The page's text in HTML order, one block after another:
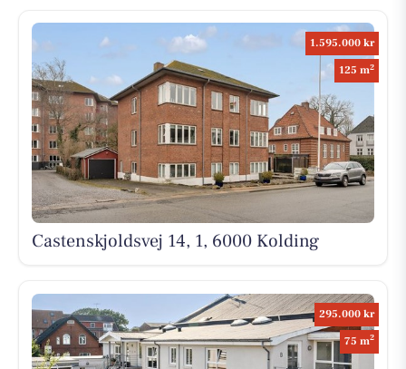
1.595.000 kr
125 m2
Castenskjoldsvej 14, 1, 6000 Kolding
295.000 kr
75 m2